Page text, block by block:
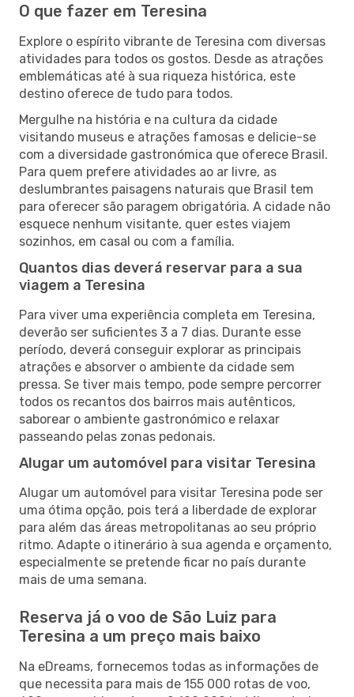
O que fazer em Teresina
Explore o espírito vibrante de Teresina com diversas
atividades para todos os gostos. Desde as atrações
emblemáticas até à sua riqueza histórica, este
destino oferece de tudo para todos.
Mergulhe na história e na cultura da cidade
visitando museus e atrações famosas e delicie-se
com a diversidade gastronómica que oferece Brasil.
Para quem prefere atividades ao ar livre, as
deslumbrantes paisagens naturais que Brasil tem
para oferecer são paragem obrigatória. A cidade não
esquece nenhum visitante, quer estes viajem
sozinhos, em casal ou com a família.
Quantos dias deverá reservar para a sua
viagem a Teresina
Para viver uma experiência completa em Teresina,
deverão ser suficientes 3 a 7 dias. Durante esse
período, deverá conseguir explorar as principais
atrações e absorver o ambiente da cidade sem
pressa. Se tiver mais tempo, pode sempre percorrer
todos os recantos dos bairros mais autênticos,
saborear o ambiente gastronómico e relaxar
passeando pelas zonas pedonais.
Alugar um automóvel para visitar Teresina
Alugar um automóvel para visitar Teresina pode ser
uma ótima opção, pois terá a liberdade de explorar
para além das áreas metropolitanas ao seu próprio
ritmo. Adapte o itinerário à sua agenda e orçamento,
especialmente se pretende ficar no país durante
mais de uma semana.
Reserva já o voo de São Luiz para
Teresina a um preço mais baixo
Na eDreams, fornecemos todas as informações de
que necessita para mais de 155 000 rotas de voo,